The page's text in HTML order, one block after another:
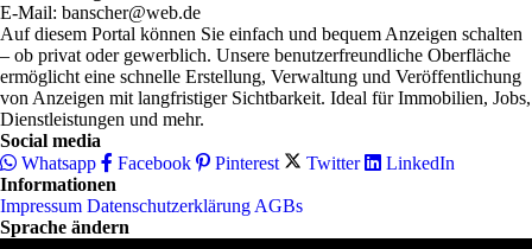
E-Mail: banscher@web.de
Auf diesem Portal können Sie einfach und bequem Anzeigen schalten
– ob privat oder gewerblich. Unsere benutzerfreundliche Oberfläche
ermöglicht eine schnelle Erstellung, Verwaltung und Veröffentlichung
von Anzeigen mit langfristiger Sichtbarkeit. Ideal für Immobilien, Jobs,
Dienstleistungen und mehr.
Social media
Whatsapp
Facebook Pinterest Twitter
LinkedIn
Informationen
Impressum Datenschutzerklärung AGBs
Sprache ändern